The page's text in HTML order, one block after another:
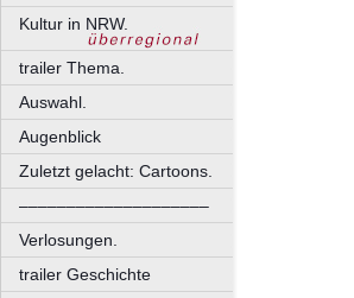
Kultur in NRW.
trailer Thema.
Auswahl.
Augenblick
Zuletzt gelacht: Cartoons.
––––––––––––––––––––
Verlosungen.
trailer Geschichte